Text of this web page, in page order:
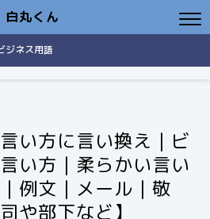
白丸くん
ジネス用語
い方に言い換え｜ビ
い方｜柔らかい言い
例文｜メール｜敬
や部下など】